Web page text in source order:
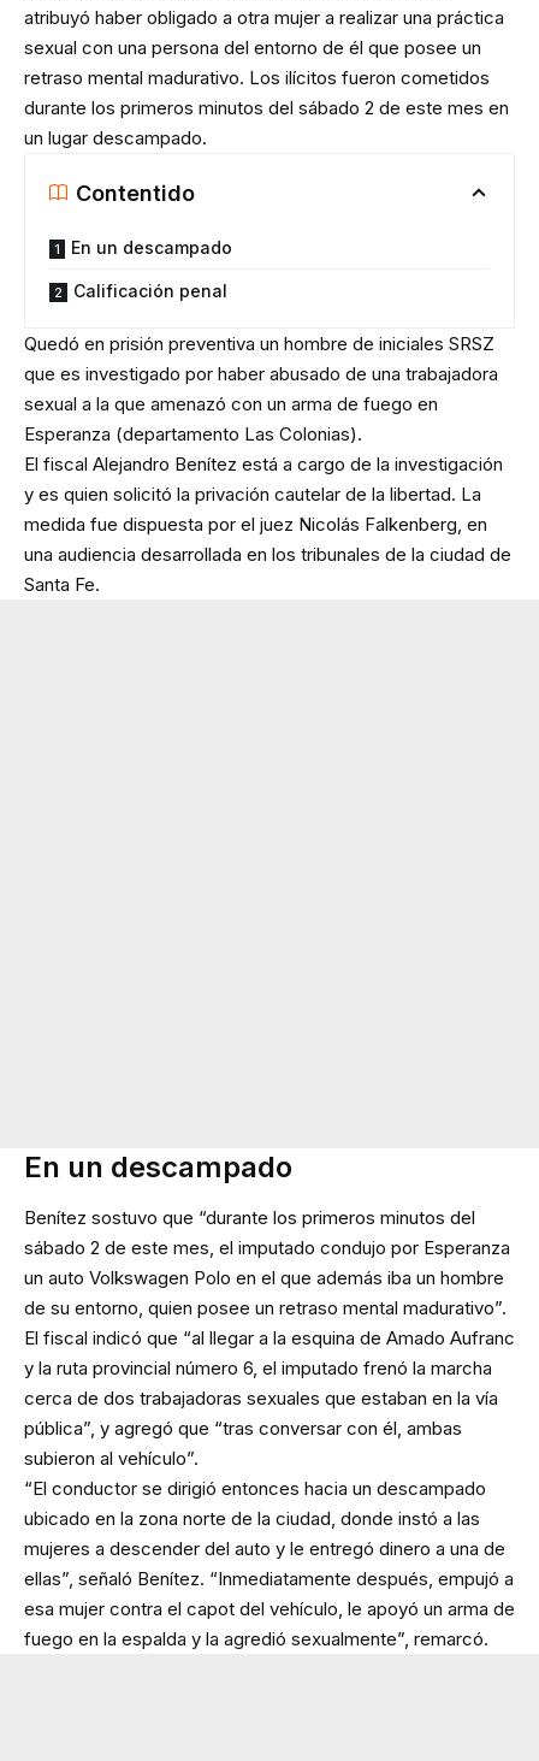
atribuyó haber obligado a otra mujer a realizar una práctica
sexual con una persona del entorno de él que posee un
retraso mental madurativo. Los ilícitos fueron cometidos
durante los primeros minutos del sábado 2 de este mes en
un lugar descampado.
Contentido
En un descampado
Calificación penal
Quedó en prisión preventiva un hombre de iniciales SRSZ
que es investigado por haber abusado de una trabajadora
sexual a la que amenazó con un arma de fuego en
Esperanza (departamento Las Colonias).
El fiscal Alejandro Benítez está a cargo de la investigación
y es quien solicitó la privación cautelar de la libertad. La
medida fue dispuesta por el juez Nicolás Falkenberg, en
una audiencia desarrollada en los tribunales de la ciudad de
Santa Fe.
En un descampado
Benítez sostuvo que “durante los primeros minutos del
sábado 2 de este mes, el imputado condujo por Esperanza
un auto Volkswagen Polo en el que además iba un hombre
de su entorno, quien posee un retraso mental madurativo”.
El fiscal indicó que “al llegar a la esquina de Amado Aufranc
y la ruta provincial número 6, el imputado frenó la marcha
cerca de dos trabajadoras sexuales que estaban en la vía
pública”, y agregó que “tras conversar con él, ambas
subieron al vehículo”.
“El conductor se dirigió entonces hacia un descampado
ubicado en la zona norte de la ciudad, donde instó a las
mujeres a descender del auto y le entregó dinero a una de
ellas”, señaló Benítez. “Inmediatamente después, empujó a
esa mujer contra el capot del vehículo, le apoyó un arma de
fuego en la espalda y la agredió sexualmente”, remarcó.